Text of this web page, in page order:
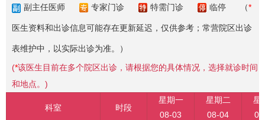
副主任医师 专家门诊 特需门诊 临停 （*
医生资料和出诊信息可能存在更新延迟，仅供参考；常营院区出诊
表维护中，以实际出诊为准。）
(*该医生目前在多个院区出诊，请根据您的具体情况，选择就诊时间
和地点。)
科室 时段
星期一
08-03
星期二
08-04
星